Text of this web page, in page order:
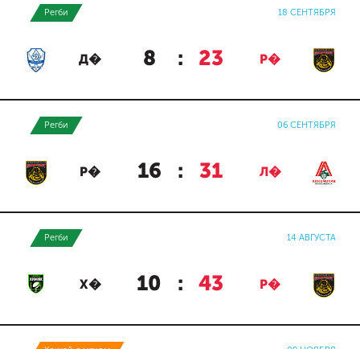
Регби 18 СЕНТЯБРЯ
Д� 8 : 23 Р�
Регби 06 СЕНТЯБРЯ
Р� 16 : 31 Л�
Регби 14 АВГУСТА
Х� 10 : 43 Р�